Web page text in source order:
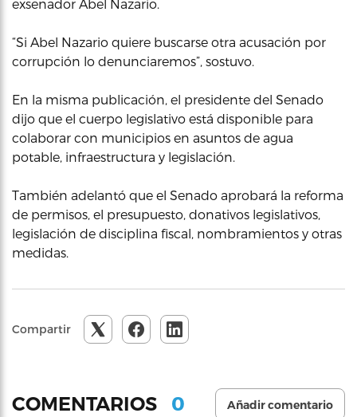
exsenador Abel Nazario.
“Si Abel Nazario quiere buscarse otra acusación por
corrupción lo denunciaremos”, sostuvo.
En la misma publicación, el presidente del Senado
dijo que el cuerpo legislativo está disponible para
colaborar con municipios en asuntos de agua
potable, infraestructura y legislación.
También adelantó que el Senado aprobará la reforma
de permisos, el presupuesto, donativos legislativos,
legislación de disciplina fiscal, nombramientos y otras
medidas.
Compartir
COMENTARIOS 0 Añadir comentario